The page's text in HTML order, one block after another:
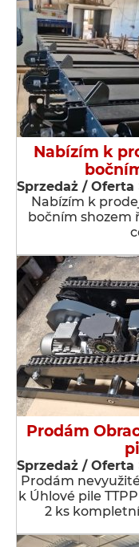
Nabízím k
Sprzedaż /
Nabízím k
bočním shozem
Prodám
Sprzedaż /
Prodám
k Úhlové pile
2 ks kompletní